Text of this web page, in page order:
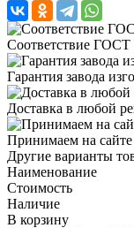
Соответствие
Гарантия завода
Доставка в любой
Принимаем на сайте
Другие варианты
Наименование
Стоимость
Наличие
В корзину